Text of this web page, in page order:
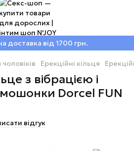
доставка від 1700 грн.
Ерекційні кільця
з вібрацією і
Dorcel FUN
відгук